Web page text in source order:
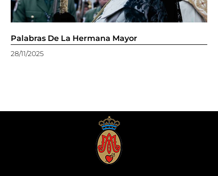
Palabras De La Hermana Mayor
28/11/2025